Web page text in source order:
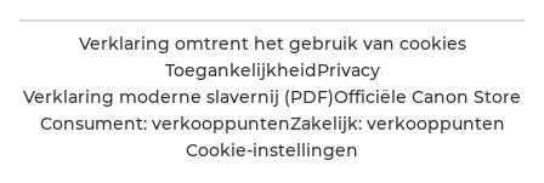
Verklaring omtrent het gebruik van cookies
ToegankelijkheidPrivacy
Verklaring moderne slavernij (PDF)Officiële Canon Store
Consument: verkooppuntenZakelijk: verkooppunten
Cookie-instellingen